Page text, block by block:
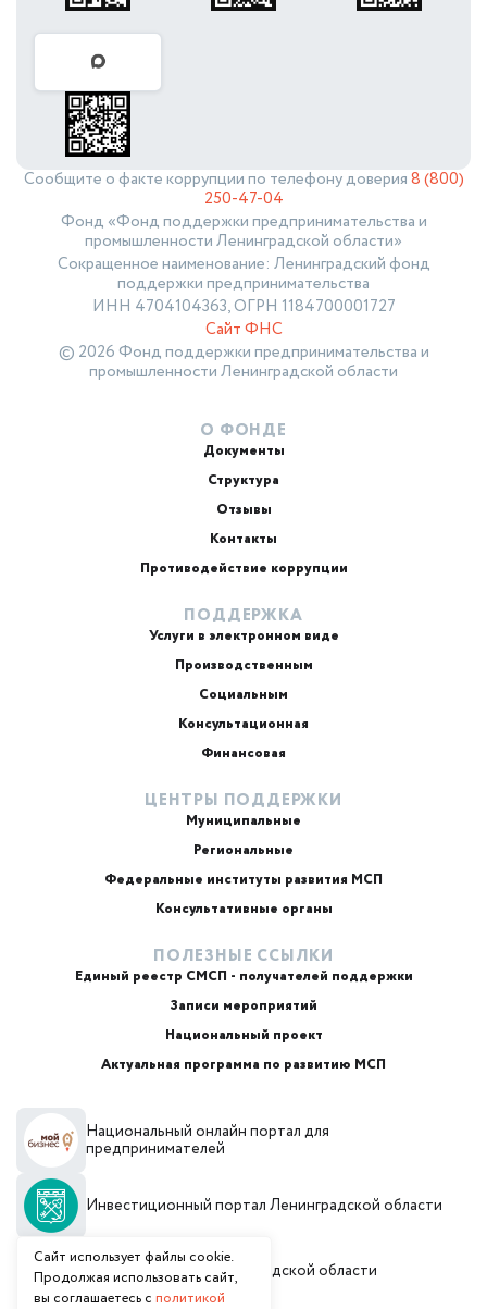
Сообщите о факте коррупции по телефону доверия8 (800)
250-47-04
Фонд «Фонд поддержки предпринимательства и
промышленности Ленинградской области»
Сокращенное наименование: Ленинградский фонд
поддержки предпринимательства
ИНН 4704104363, ОГРН 1184700001727
Сайт ФНС
© 2026 Фонд поддержки предпринимательства и
промышленности Ленинградской области
О ФОНДЕ
Документы
Структура
Отзывы
Контакты
Противодействие коррупции
ПОДДЕРЖКА
Услуги в электронном виде
Производственным
Социальным
Консультационная
Финансовая
ЦЕНТРЫ ПОДДЕРЖКИ
Муниципальные
Региональные
Федеральные институты развития МСП
Консультативные органы
ПОЛЕЗНЫЕ ССЫЛКИ
Единый реестр СМСП - получателей поддержки
Записи мероприятий
Национальный проект
Актуальная программа по развитию МСП
Национальный онлайн портал для
предпринимателей
Инвестиционный портал Ленинградской области
Администрация Ленинградской области
Сайт использует файлы cookie.
Продолжая использовать сайт,
вы соглашаетесь с политикой
ИИ-консультант
Маркетплейсы и регуляторика
Email или телефон — на выбор
Я согласен собработкой персональных данных и
Согласен(а) получать от Фонд «Фонд поддержки
предпринимательства и промышленности
Ленинградской области» рекламные сообщения и
предложения о мерах поддержки, финансовых